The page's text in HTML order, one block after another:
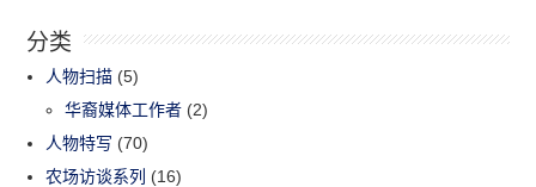
分类
人物扫描 (5)
华裔媒体工作者 (2)
人物特写 (70)
农场访谈系列 (16)